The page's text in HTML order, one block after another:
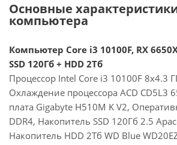
Основные
компьютера
Компьютер Core i3 10100F, RX
SSD 120Гб + HDD 2Тб
Процессор Intel Core i3 10100F 8x4.3
Охлаждение процессора ACD CD5L3
плата Gigabyte H510M K V2,
DDR4, Накопитель SSD 120Гб 2.5
Накопитель HDD 2Тб WD Blue